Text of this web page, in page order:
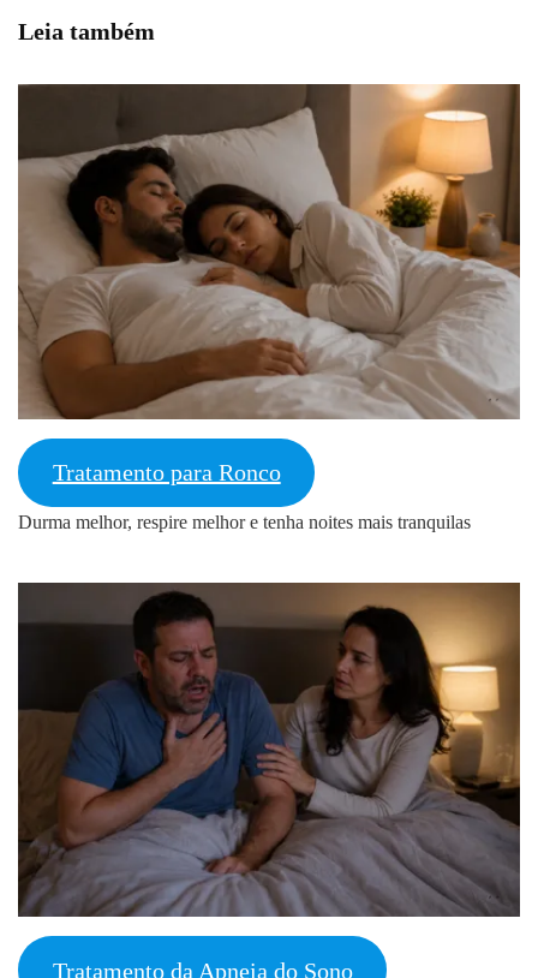
Leia também
Tratamento para Ronco
Durma melhor, respire melhor e tenha noites mais tranquilas
Tratamento da Apneia do Sono